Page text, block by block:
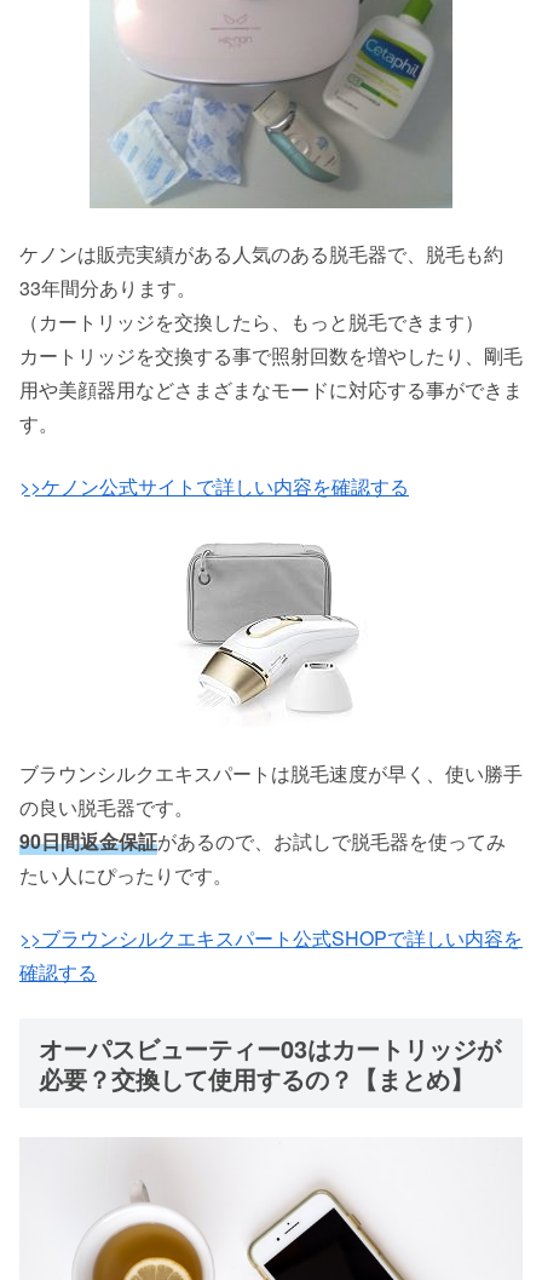
ケノンは販売実績がある人気のある脱毛器で、脱毛も約
33年間分あります。
（カートリッジを交換したら、もっと脱毛できます）
カートリッジを交換する事で照射回数を増やしたり、剛毛
用や美顔器用などさまざまなモードに対応する事ができま
す。
>>ケノン公式サイトで詳しい内容を確認する
ブラウンシルクエキスパートは脱毛速度が早く、使い勝手
の良い脱毛器です。
90日間返金保証があるので、お試しで脱毛器を使ってみ
たい人にぴったりです。
>>ブラウンシルクエキスパート公式SHOPで詳しい内容を
確認する
オーパスビューティー03はカートリッジが
必要？交換して使用するの？【まとめ】